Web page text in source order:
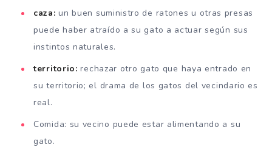
caza: un buen suministro de ratones u otras presas
puede haber atraído a su gato a actuar según sus
instintos naturales.
territorio: rechazar otro gato que haya entrado en
su territorio; el drama de los gatos del vecindario es
real.
Comida: su vecino puede estar alimentando a su
gato.